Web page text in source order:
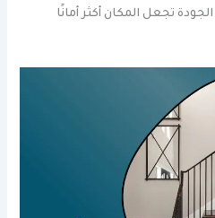
تجعل المكان أكثر أمانًا